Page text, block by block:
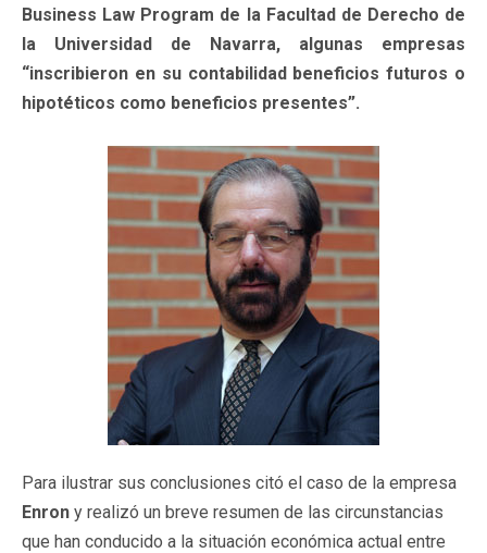
Business Law Program de la Facultad de Derecho de
la Universidad de Navarra, algunas empresas
“inscribieron en su contabilidad beneficios futuros o
hipotéticos como beneficios presentes”.
Para ilustrar sus conclusiones citó el caso de la empresa
Enron y realizó un breve resumen de las circunstancias
que han conducido a la situación económica actual entre